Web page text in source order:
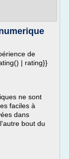
de
| rating}}
ne sont
faciles à
dans
bout du